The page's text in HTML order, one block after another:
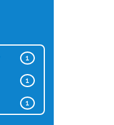
1
1
1